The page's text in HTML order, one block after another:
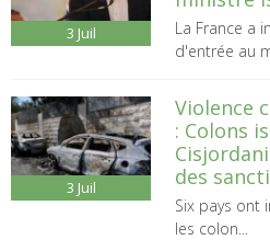
3 Juil
La France a
d'entrée au
3 Juil
Violence
: Colons
des
Six pays ont
les colon...